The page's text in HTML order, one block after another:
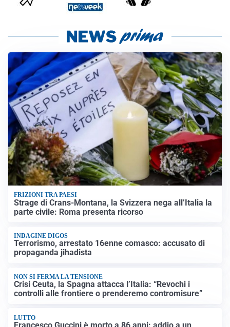
FRIZIONI TRA PAESI
Strage di Crans-Montana, la Svizzera nega all’Italia la
parte civile: Roma presenta ricorso
INDAGINE DIGOS
Terrorismo, arrestato 16enne comasco: accusato di
propaganda jihadista
NON SI FERMA LA TENSIONE
Crisi Ceuta, la Spagna attacca l’Italia: “Revochi i
controlli alle frontiere o prenderemo contromisure”
LUTTO